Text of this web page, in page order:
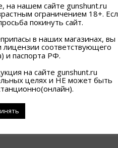
ТОВАРЫ
нашем сайте gunshunt.ru
ограничением 18+.
покинуть сайт.
в наших магазинах, вы
соответствующего
и паспорта РФ.
на сайте gunshunt.ru
целях и НЕ может быть